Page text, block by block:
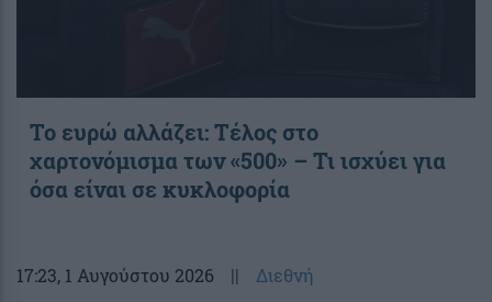
Το ευρώ αλλάζει: Τέλος στο
χαρτονόμισμα των «500» – Τι ισχύει για
όσα είναι σε κυκλοφορία
17:23, 1 Αυγούστου 2026 || Διεθνή